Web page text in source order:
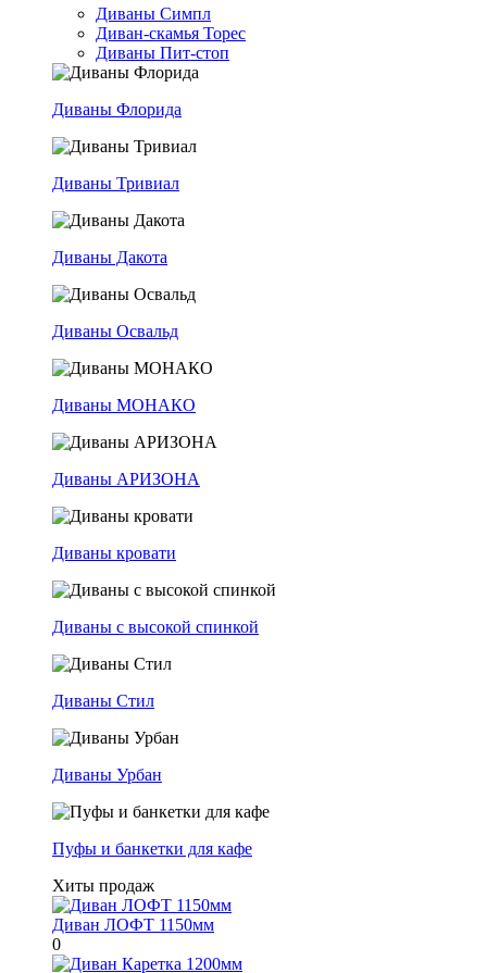
Диваны Симпл
Диван-скамья Торес
Диваны Пит-стоп
Диваны Флорида
Диваны Тривиал
Диваны Дакота
Диваны Освальд
Диваны МОНАКО
Диваны АРИЗОНА
Диваны кровати
Диваны с высокой спинкой
Диваны Стил
Диваны Урбан
Пуфы и банкетки для кафе
Хиты продаж
Диван ЛОФТ 1150мм
0